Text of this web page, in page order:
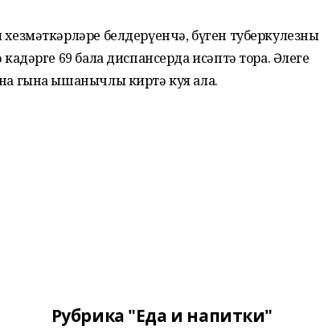
белдерүенчә, бүген туберкулезның
69 бала диспансерда исәптә тора. Әлеге
гына ышанычлы киртә куя ала.
Рубрика "Еда и напитки"